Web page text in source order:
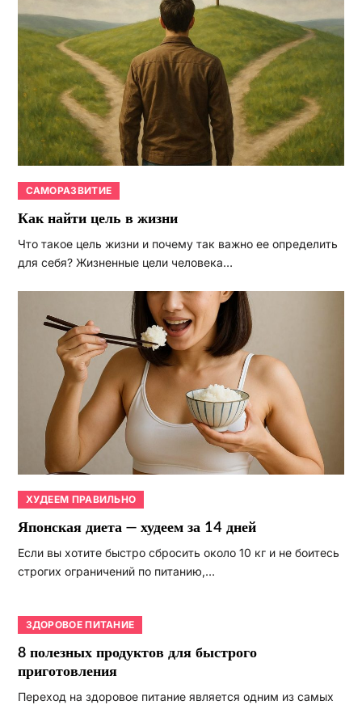
САМОРАЗВИТИЕ
Как найти цель в жизни
Что такое цель жизни и почему так важно ее определить
для себя? Жизненные цели человека…
ХУДЕЕМ ПРАВИЛЬНО
Японская диета — худеем за 14 дней
Если вы хотите быстро сбросить около 10 кг и не боитесь
строгих ограничений по питанию,…
ЗДОРОВОЕ ПИТАНИЕ
8 полезных продуктов для быстрого
приготовления
Переход на здоровое питание является одним из самых